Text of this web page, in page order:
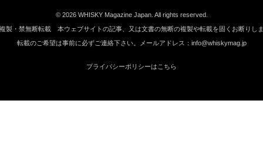
© 2026 WHISKY Magazine Japan. All rights reserved.
製・禁無断転載 本ウェブサイトの記事、又は文書の無断の複製や転載を固くお断りし
転載のご希望は事前に必ずご連絡下さい。メールアドレス：info@whiskymag.jp
プライバシーポリシーはこちら